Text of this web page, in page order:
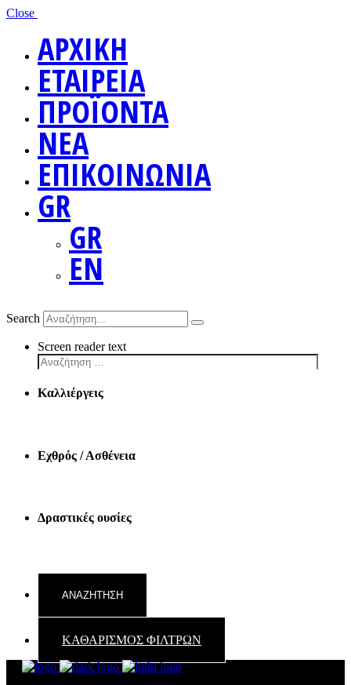
Close
ΑΡΧΙΚΗ
ΕΤΑΙΡΕΙΑ
ΠΡΟΪΟΝΤΑ
ΝΕΑ
ΕΠΙΚΟΙΝΩΝΙΑ
GR
GR
EN
Search
Screen reader text
Καλλιέργεις
Εχθρός / Ασθένεια
Δραστικές ουσίες
ΚΑΘΑΡΙΣΜΟΣ ΦΙΛΤΡΩΝ